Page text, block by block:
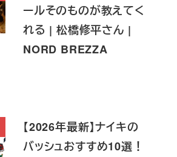
ールそのものが教えてく
れる | 松橋修平さん |
NORD BREZZA
【2026年最新】ナイキの
バッシュおすすめ10選！